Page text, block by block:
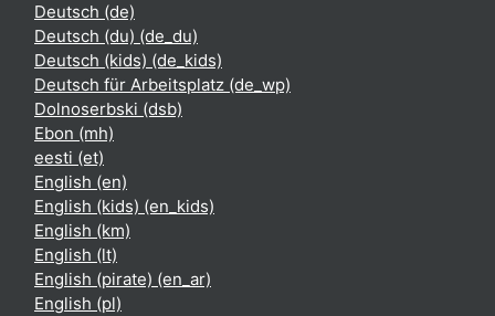
Deutsch ‎(de)‎
Deutsch (du) ‎(de_du)‎
Deutsch (kids) ‎(de_kids)‎
Deutsch für Arbeitsplatz ‎(de_wp)‎
Dolnoserbski ‎(dsb)‎
Ebon ‎(mh)‎
eesti ‎(et)‎
English ‎(en)‎
English (kids) ‎(en_kids)‎
English ‎(km)‎
English ‎(lt)‎
English (pirate) ‎(en_ar)‎
English ‎(pl)‎